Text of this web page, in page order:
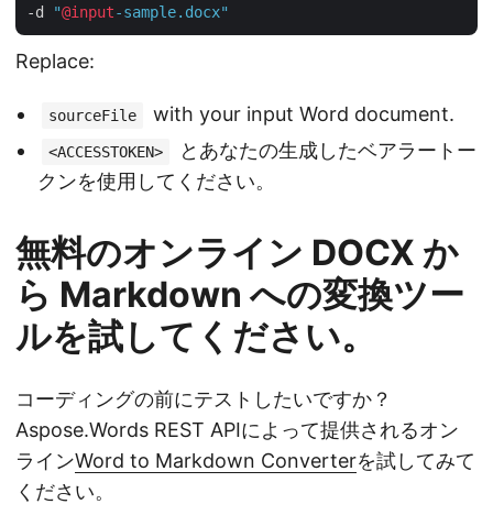
-d
"@input-sample.docx"
Replace:
sourceFile with your input Word document.
<ACCESSTOKEN>
とあなたの生成したベアラートー
クンを使用してください。
無料のオンライン DOCX か
ら Markdown への変換ツー
ルを試してください。
コーディングの前にテストしたいですか？
Aspose.Words REST APIによって提供されるオン
ラインWord to Markdown Converterを試してみて
ください。